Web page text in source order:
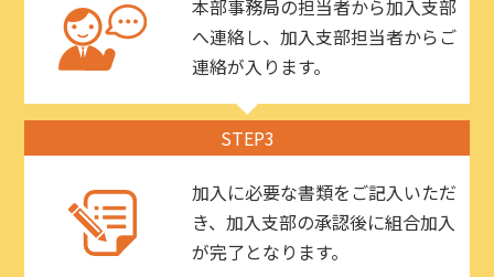
本部事務局の担当者から加入支部
へ連絡し、加入支部担当者からご
連絡が入ります。
STEP3
加入に必要な書類をご記入いただ
き、加入支部の承認後に組合加入
が完了となります。